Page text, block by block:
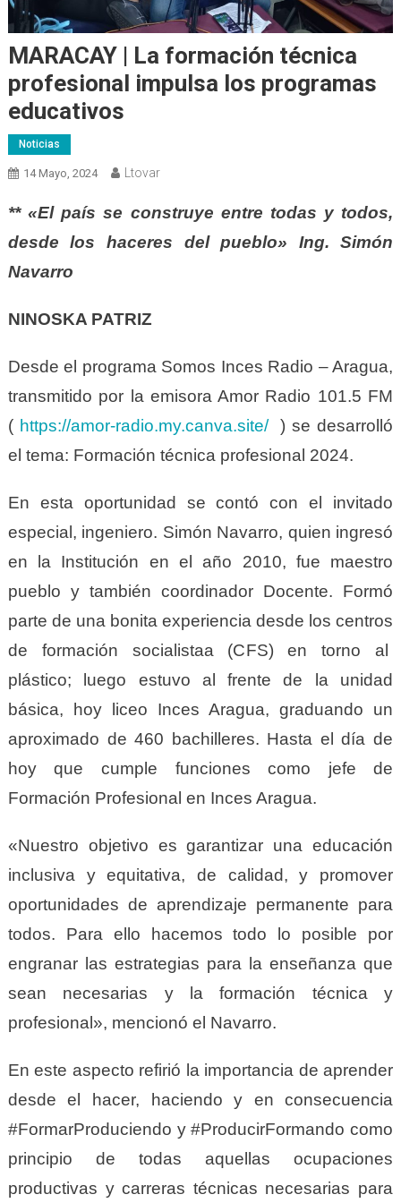
MARACAY | La formación técnica
profesional impulsa los programas
educativos
Noticias
14 Mayo, 2024 Ltovar
** «El país se construye entre todas y todos,
desde los haceres del pueblo» Ing. Simón
Navarro
NINOSKA PATRIZ
Desde el programa Somos Inces Radio – Aragua,
transmitido por la emisora Amor Radio 101.5 FM
( https://amor-radio.my.canva.site/) se desarrolló
el tema: Formación técnica profesional 2024.
En esta oportunidad se contó con el invitado
especial, ingeniero. Simón Navarro, quien ingresó
en la Institución en el año 2010, fue maestro
pueblo y también coordinador Docente. Formó
parte de una bonita experiencia desde los centros
de formación socialistaa (CFS) en torno al
plástico; luego estuvo al frente de la unidad
básica, hoy liceo Inces Aragua, graduando un
aproximado de 460 bachilleres. Hasta el día de
hoy que cumple funciones como jefe de
Formación Profesional en Inces Aragua.
«Nuestro objetivo es garantizar una educación
inclusiva y equitativa, de calidad, y promover
oportunidades de aprendizaje permanente para
todos. Para ello hacemos todo lo posible por
engranar las estrategias para la enseñanza que
sean necesarias y la formación técnica y
profesional», mencionó el Navarro.
En este aspecto refirió la importancia de aprender
desde el hacer, haciendo y en consecuencia
#FormarProduciendo y #ProducirFormando como
principio de todas aquellas ocupaciones
productivas y carreras técnicas necesarias para